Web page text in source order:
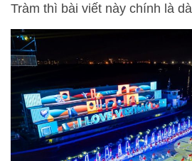
Tràm thì bài viết này chính là